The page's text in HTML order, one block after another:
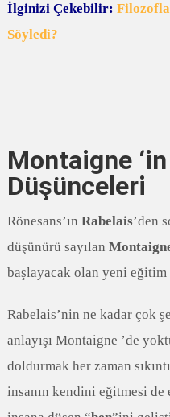
İlginizi Çekebilir:
Söyledi?
Montaigne
Düşünceleri
Rönesans’ın Rabelais’den
düşünürü sayılan
başlayacak olan yeni eğitim
Rabelais’nin ne kadar çok
anlayışı Montaigne ’de
doldurmak her zaman
insanın kendini eğitmesi